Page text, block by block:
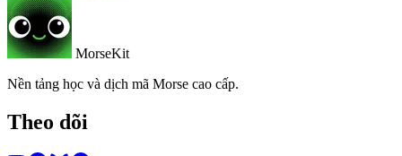
MorseKit
Nền tảng học và dịch mã Morse cao cấp.
Theo dõi